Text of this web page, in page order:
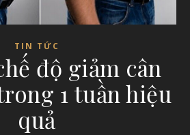
TIN TỨC
độ giảm cân
1 tuần hiệu
quả